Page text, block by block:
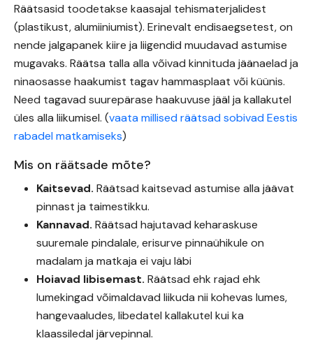
Räätsasid toodetakse kaasajal tehismaterjalidest
(plastikust, alumiiniumist). Erinevalt endisaegsetest, on
nende jalgapanek kiire ja liigendid muudavad astumise
mugavaks. Räätsa talla alla võivad kinnituda jäänaelad ja
ninaosasse haakumist tagav hammasplaat või küünis.
Need tagavad suurepärase haakuvuse jääl ja kallakutel
üles alla liikumisel. (vaata millised räätsad sobivad Eestis
rabadel matkamiseks)
Mis on räätsade mõte?
Kaitsevad. Räätsad kaitsevad astumise alla jäävat
pinnast ja taimestikku.
Kannavad. Räätsad hajutavad keharaskuse
suuremale pindalale, erisurve pinnaühikule on
madalam ja matkaja ei vaju läbi
Hoiavad libisemast. Räätsad ehk rajad ehk
lumekingad võimaldavad liikuda nii kohevas lumes,
hangevaaludes, libedatel kallakutel kui ka
klaassiledal järvepinnal.